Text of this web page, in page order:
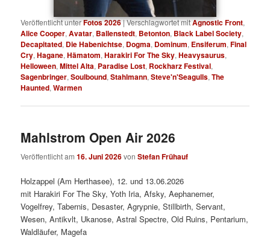
Veröffentlicht unterFotos 2026|Verschlagwortet mitAgnostic Front,
Alice Cooper,Avatar, Ballenstedt, Betonton, Black Label Society,
Decapitated, Die Habenichtse, Dogma, Dominum, Ensiferum,Final
Cry,Hagane,Hämatom,Harakiri For The Sky,Heavysaurus,
Helloween,Mittel Alta, Paradise Lost, Rockharz Festival,
Sagenbringer,Soulbound,Stahlmann,Steve'n'Seagulls,The
Haunted,Warmen
Mahlstrom Open Air 2026
Veröffentlicht am16. Juni 2026vonStefan Frühauf
Holzappel (Am Herthasee), 12. und 13.06.2026
mit Harakiri For The Sky, Yoth Iria, Afsky, Aephanemer,
Vogelfrey, Tabernis, Desaster, Agrypnie, Stillbirth, Servant,
Wesen, Antikvlt, Ukanose, Astral Spectre, Old Ruins, Pentarium,
Waldläufer, Magefa